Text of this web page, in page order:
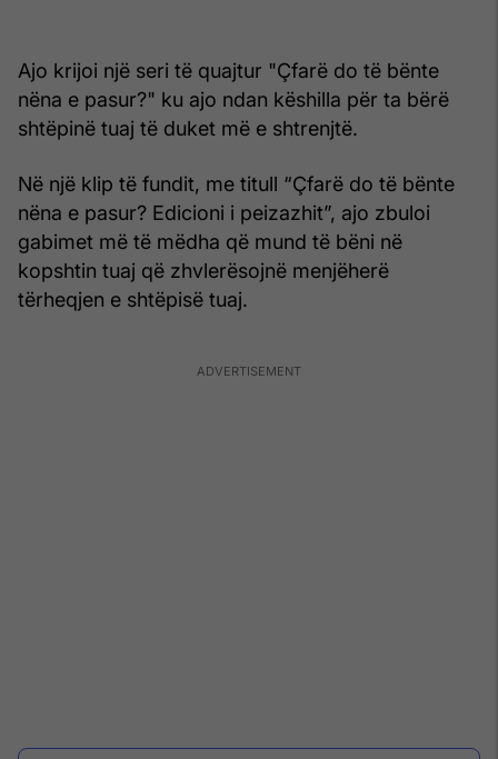
Ajo krijoi një seri të quajtur "Çfarë do të bënte
nëna e pasur?" ku ajo ndan këshilla për ta bërë
shtëpinë tuaj të duket më e shtrenjtë.
Në një klip të fundit, me titull “Çfarë do të bënte
nëna e pasur? Edicioni i peizazhit”, ajo zbuloi
gabimet më të mëdha që mund të bëni në
kopshtin tuaj që zhvlerësojnë menjëherë
tërheqjen e shtëpisë tuaj.